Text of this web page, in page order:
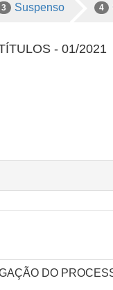
3 Suspenso 4
- 01/2021
DO